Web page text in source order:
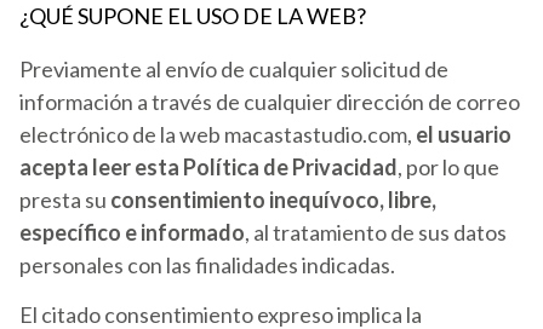
¿QUÉ SUPONE EL USO DE LA WEB?
Previamente al envío de cualquier solicitud de
información a través de cualquier dirección de correo
electrónico de la web macastastudio.com, el usuario
acepta leer esta Política de Privacidad, por lo que
presta su consentimiento inequívoco, libre,
específico e informado, al tratamiento de sus datos
personales con las finalidades indicadas.
El citado consentimiento expreso implica la